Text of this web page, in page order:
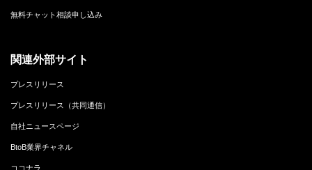
無料チャット相談申し込み
関連外部サイト
プレスリリース
プレスリリース（共同通信）
自社ニュースページ
BtoB業界チャネル
ココナラ